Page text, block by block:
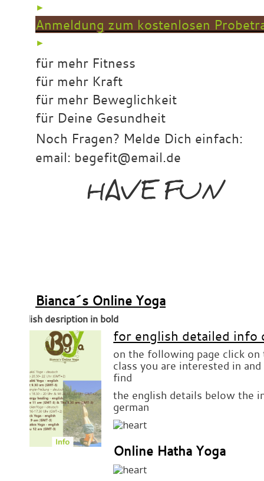
►
Anmeldung zum kostenlosen
►
für mehr Fitness
für mehr Kraft
für mehr Beweglichkeit
für Deine Gesundheit
Noch Fragen? Melde Dich einfach:
email: begefit@email.de
HAVE FUN
Bianca´s Online Yoga
english desription in bold
for english detailed info
on the following page click on
class you are interested in
find
the english details below the
german
Online Hatha Yoga